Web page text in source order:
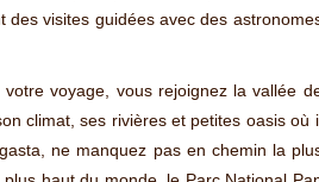
visites guidées avec des
voyage, vous rejoignez la vallée
climat, ses rivières et petites oasis où il
ne manquez pas en chemin la